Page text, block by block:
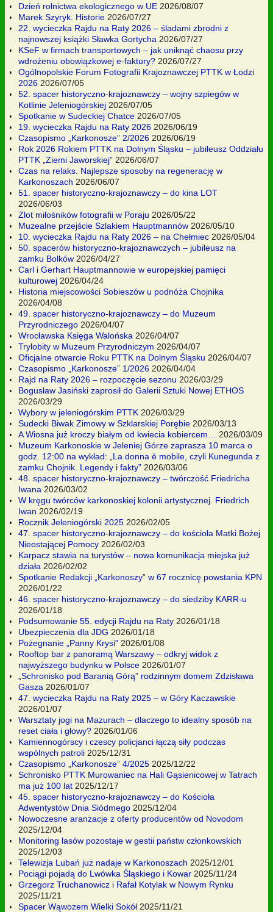
Dzień rolnictwa ekologicznego w UE 2026/08/07
Marek Szyryk. Historie 2026/07/27
22. wycieczka Rajdu na Raty 2026 – śladami zbrodni z
najnowszej książki Sławka Gortycha 2026/07/27
KSeF w firmach transportowych – jak uniknąć chaosu przy
wdrożeniu obowiązkowej e-faktury? 2026/07/27
Ogólnopolskie Forum Fotografii Krajoznawczej PTTK w Łodzi
2026 2026/07/05
52. spacer historyczno-krajoznawczy – wojny szpiegów w
Kotlinie Jeleniogórskiej 2026/07/05
Spotkanie w Sudeckiej Chatce 2026/07/05
19. wycieczka Rajdu na Raty 2026 2026/06/19
Czasopismo „Karkonosze” 2/2026 2026/06/19
Rok 2026 Rokiem PTTK na Dolnym Śląsku – jubileusz Oddziału
PTTK „Ziemi Jaworskiej” 2026/06/07
Czas na relaks. Najlepsze sposoby na regenerację w
Karkonoszach 2026/06/07
51. spacer historyczno-krajoznawczy – do kina LOT
2026/06/03
Zlot miłośników fotografii w Poraju 2026/05/22
Muzealne przejście Szlakiem Hauptmannów 2026/05/10
10. wycieczka Rajdu na Raty 2026 – na Chełmiec 2026/05/04
50. spacerów historyczno-krajoznawczych – jubileusz na
zamku Bolków 2026/04/27
Carl i Gerhart Hauptmannowie w europejskiej pamięci
kulturowej 2026/04/24
Historia miejscowości Sobieszów u podnóża Chojnika
2026/04/08
49. spacer historyczno-krajoznawczy – do Muzeum
Przyrodniczego 2026/04/07
Wrocławska Księga Walońska 2026/04/07
Trylobity w Muzeum Przyrodniczym 2026/04/07
Oficjalne otwarcie Roku PTTK na Dolnym Śląsku 2026/04/07
Czasopismo „Karkonosze” 1/2026 2026/04/04
Rajd na Raty 2026 – rozpoczęcie sezonu 2026/03/29
Bogusław Jasiński zaprosił do Galerii Sztuki Nowej ETHOS
2026/03/29
Wybory w jeleniogórskim PTTK 2026/03/29
Sudecki Biwak Zimowy w Szklarskiej Porębie 2026/03/13
A Wiosna już kroczy białym od kwiecia kobiercem…
2026/03/09
Muzeum Karkonoskie w Jeleniej Górze zaprasza 10 marca o
godz. 12:00 na wykład: „La donna è mobile, czyli Kunegunda z
zamku Chojnik. Legendy i fakty” 2026/03/06
48. spacer historyczno-krajoznawczy – twórczość Friedricha
Iwana 2026/03/02
W kręgu twórców karkonoskiej kolonii artystycznej. Friedrich
Iwan 2026/02/19
Rocznik Jeleniogórski 2025 2026/02/05
47. spacer historyczno-krajoznawczy – do kościoła Matki Bożej
Nieostającej Pomocy 2026/02/03
Karpacz stawia na turystów – nowa komunikacja miejska już
działa 2026/02/02
Spotkanie Redakcji „Karkonoszy” w 67 rocznicę powstania KPN
2026/01/22
46. spacer historyczno-krajoznawczy – do siedziby KARR-u
2026/01/18
Podsumowanie 55. edycji Rajdu na Raty 2026/01/18
Ubezpieczenia dla JDG 2026/01/18
Pożegnanie „Panny Krysi” 2026/01/08
Rooftop bar z panoramą Warszawy – odkryj widok z
najwyższego budynku w Polsce 2026/01/07
„Schronisko pod Baranią Górą” rodzinnym domem Zdzisława
Gasza 2026/01/07
47. wycieczka Rajdu na Raty 2025 – w Góry Kaczawskie
2026/01/07
Warsztaty jogi na Mazurach – dlaczego to idealny sposób na
reset ciała i głowy? 2026/01/06
Kamiennogórscy i czescy policjanci łączą siły podczas
wspólnych patroli 2025/12/31
Czasopismo „Karkonosze” 4/2025 2025/12/22
Schronisko PTTK Murowaniec na Hali Gąsienicowej w Tatrach
ma już 100 lat 2025/12/17
45. spacer historyczno-krajoznawczy – do Kościoła
Adwentystów Dnia Siódmego 2025/12/04
Nowoczesne aranżacje z oferty producentów od Novodom
2025/12/04
Monitoring lasów pozostaje w gestii państw członkowskich
2025/12/03
Telewizja Lubań już nadaje w Karkonoszach 2025/12/01
Pociągi pojadą do Lwówka Śląskiego i Kowar 2025/11/24
Grzegorz Truchanowicz i Rafał Kotylak w Nowym Rynku
2025/11/21
Spacer Wąwozem Wielki Sokół 2025/11/21